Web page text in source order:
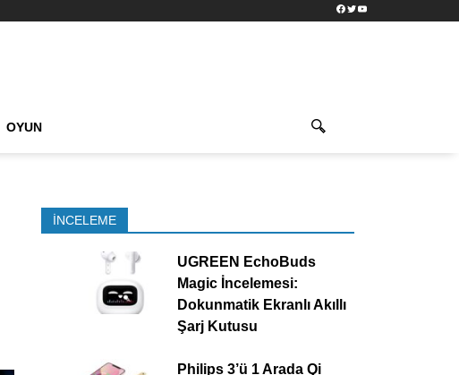
Facebook
TwitterYouTube
OYUN
İNCELEME
UGREEN EchoBuds
Magic İncelemesi:
Dokunmatik Ekranlı Akıllı
Şarj Kutusu
Philips 3’ü 1 Arada Qi